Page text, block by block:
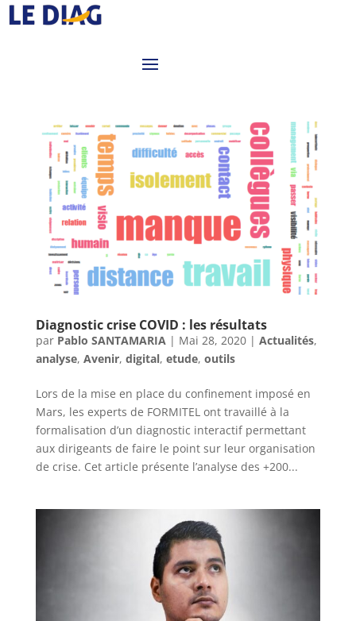
Diagnostic crise COVID : les résultats
par Pablo SANTAMARIA| Mai 28, 2020| Actualités,
analyse, Avenir, digital, etude, outils
Lors de la mise en place du confinement imposé en
Mars, les experts de FORMITEL ont travaillé à la
formalisation d’un diagnostic interactif permettant
aux dirigeants de faire le point sur leur organisation
de crise. Cet article présente l’analyse des +200...